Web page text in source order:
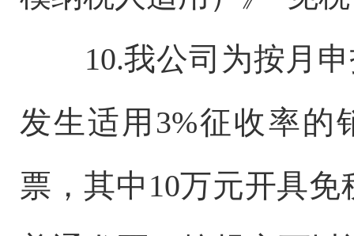
10.我公司为按月
发生适用3%征收率的
票，其中10万元开具